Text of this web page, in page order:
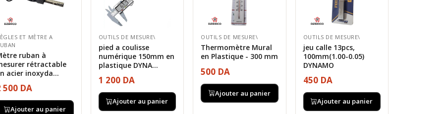
ET MÈTRE A
ruban à
rétractable
acier inoxyda...
500 DA
Ajouter au panier
OUTILS DE MESURE\
pied a coulisse
numérique 150mm en
plastique DYNA...
1 200 DA
Ajouter au panier
OUTILS DE MESURE\
Thermomètre Mural
en Plastique - 300 mm
500 DA
Ajouter au panier
OUTILS DE MESURE\
jeu calle 13pcs,
100mm(1.00-0.05)
DYNAMO
450 DA
Ajouter au panier